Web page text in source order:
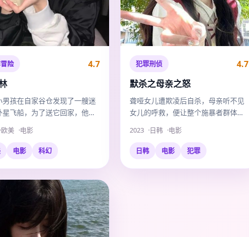
险 4.7
男孩在自家谷仓发现了一艘迷
星飞船，为了送它回家，他骑
欧美 电影
电影 科幻
犯罪刑侦 4.7
默杀之母亲之怒
聋哑女儿遭欺凌后自杀，母亲听不见
女儿的呼救，便让整个施暴者群体，
2023 日韩 电影
日韩 电影 犯罪